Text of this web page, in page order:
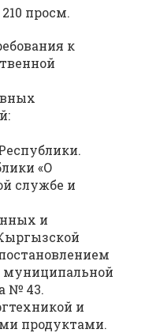
210 просм.
к
«О
службе и
и
муниципальной
№ 43.
и
продуктами.